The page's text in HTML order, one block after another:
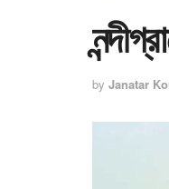
by Janatar